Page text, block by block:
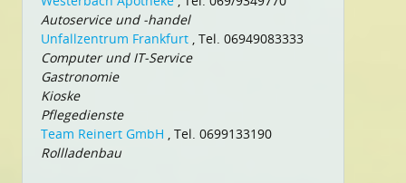
Autoservice und -handel
Unfallzentrum Frankfurt , Tel. 06949083333
Computer und IT-Service
Gastronomie
Kioske
Pflegedienste
Team Reinert GmbH , Tel. 0699133190
Rollladenbau